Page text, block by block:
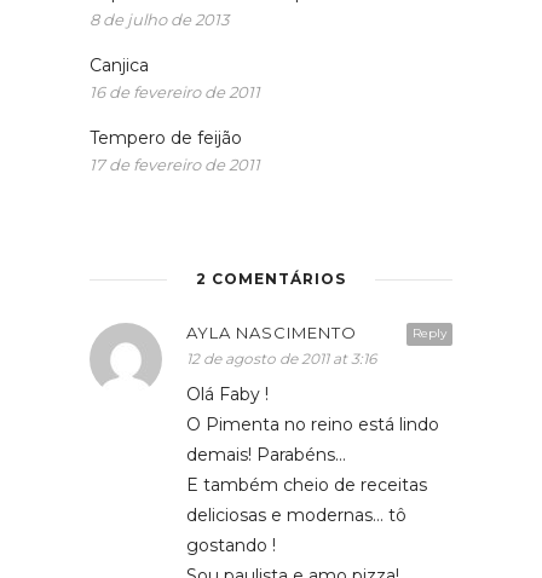
8 de julho de 2013
Canjica
16 de fevereiro de 2011
Tempero de feijão
17 de fevereiro de 2011
2 COMENTÁRIOS
Reply
AYLA NASCIMENTO
12 de agosto de 2011 at 3:16
Olá Faby !
O Pimenta no reino está lindo
demais! Parabéns…
E também cheio de receitas
deliciosas e modernas… tô
gostando !